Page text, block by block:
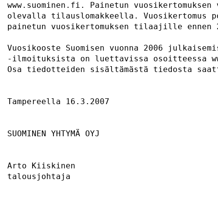
www.suominen.fi. Painetun
olevalla tilauslomakkeella.
painetun vuosikertomuksen tilaajille
Vuosikooste Suomisen vuonna 2006
-ilmoituksista on luettavissa osoitteessa
Osa tiedotteiden sisältämästä
SUOMINEN
Arto